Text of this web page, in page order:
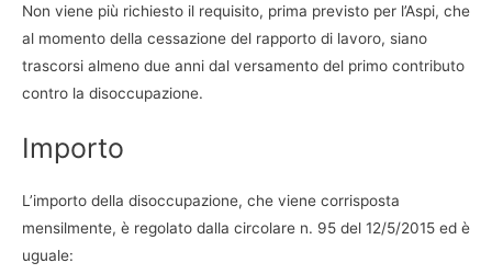
Non viene più richiesto il requisito, prima previsto per l’Aspi, che
al momento della cessazione del rapporto di lavoro, siano
trascorsi almeno due anni dal versamento del primo contributo
contro la disoccupazione.
Importo
L’importo della disoccupazione, che viene corrisposta
mensilmente, è regolato dalla circolare n. 95 del 12/5/2015 ed è
uguale: